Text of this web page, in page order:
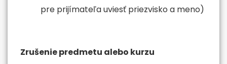
pre prijímateľa uviesť priezvisko a meno)
Zrušenie predmetu alebo kurzu